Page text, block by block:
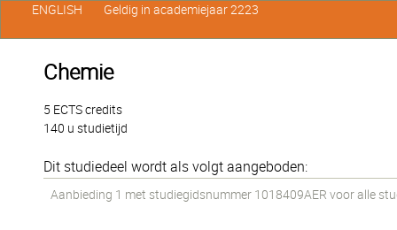
Chemie
5 ECTS credits
140 u studietijd
Dit studiedeel wordt als volgt aangeboden:
Aanbieding 1 met studiegidsnummer 1018409AER voor alle
ENGLISH Geldig in academiejaar 2223